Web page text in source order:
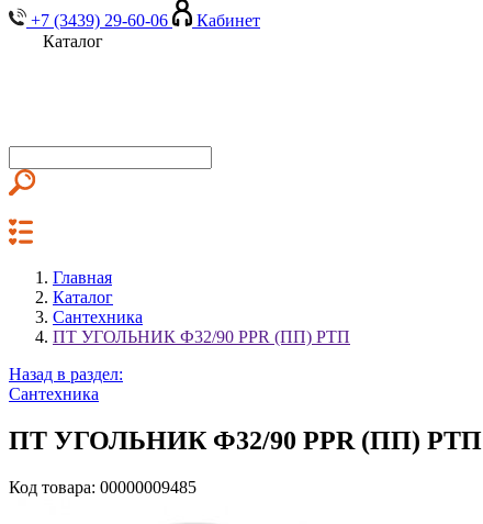
+7 (3439) 29-60-06
Кабинет
Каталог
Главная
Каталог
Сантехника
ПТ УГОЛЬНИК Ф32/90 PPR (ПП) РТП
Назад в раздел:
Сантехника
ПТ УГОЛЬНИК Ф32/90 PPR (ПП) РТП
Код товара: 00000009485